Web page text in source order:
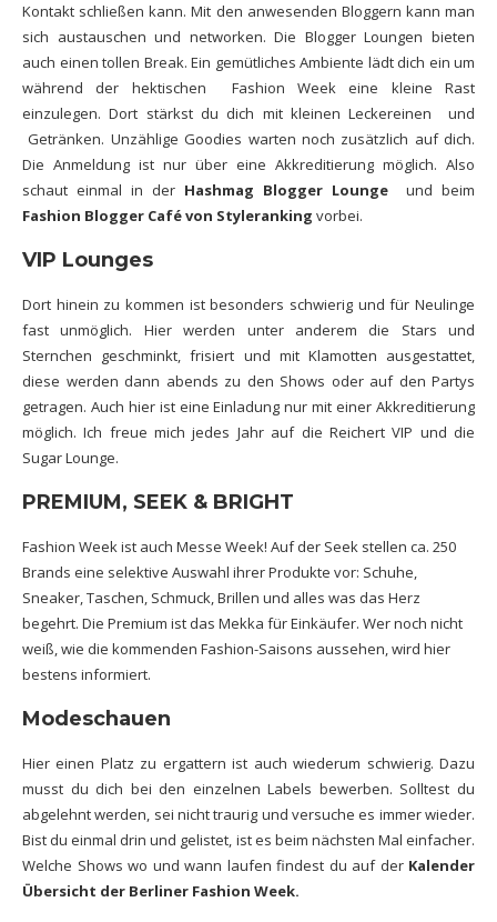
Kontakt schließen kann. Mit den anwesenden Bloggern kann man
sich austauschen und networken. Die Blogger Loungen bieten
auch einen tollen Break. Ein gemütliches Ambiente lädt dich ein um
während der hektischen Fashion Week eine kleine Rast
einzulegen. Dort stärkst du dich mit kleinen Leckereinen und
Getränken. Unzählige Goodies warten noch zusätzlich auf dich.
Die Anmeldung ist nur über eine Akkreditierung möglich. Also
schaut einmal in der Hashmag Blogger Lounge
und beim
Fashion Blogger Café von Styleranking vorbei.
VIP Lounges
Dort hinein zu kommen ist besonders schwierig und für Neulinge
fast unmöglich. Hier werden unter anderem die Stars und
Sternchen geschminkt, frisiert und mit Klamotten ausgestattet,
diese werden dann abends zu den Shows oder auf den Partys
getragen. Auch hier ist eine Einladung nur mit einer Akkreditierung
möglich. Ich freue mich jedes Jahr auf die Reichert VIP und die
Sugar Lounge.
PREMIUM, SEEK & BRIGHT
Fashion Week ist auch Messe Week! Auf der Seek stellen ca. 250
Brands eine selektive Auswahl ihrer Produkte vor: Schuhe,
Sneaker, Taschen, Schmuck, Brillen und alles was das Herz
begehrt. Die Premium ist das Mekka für Einkäufer. Wer noch nicht
weiß, wie die kommenden Fashion-Saisons aussehen, wird hier
bestens informiert.
Modeschauen
Hier einen Platz zu ergattern ist auch wiederum schwierig. Dazu
musst du dich bei den einzelnen Labels bewerben. Solltest du
abgelehnt werden, sei nicht traurig und versuche es immer wieder.
Bist du einmal drin und gelistet, ist es beim nächsten Mal einfacher.
Welche Shows wo und wann laufen findest du auf der Kalender
Übersicht der Berliner Fashion Week.